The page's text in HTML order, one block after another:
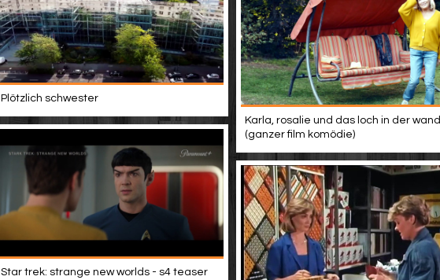
Plötzlich schwester
Karla, rosalie und das loch in der wand
(ganzer film komödie)
Star trek: strange new worlds - s4 teaser